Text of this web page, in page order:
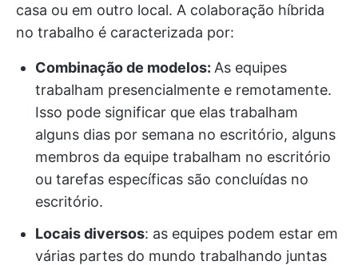
casa ou em outro local. A colaboração híbrida
no trabalho é caracterizada por:
Combinação de modelos: As equipes
trabalham presencialmente e remotamente.
Isso pode significar que elas trabalham
alguns dias por semana no escritório, alguns
membros da equipe trabalham no escritório
ou tarefas específicas são concluídas no
escritório.
Locais diversos: as equipes podem estar em
várias partes do mundo trabalhando juntas